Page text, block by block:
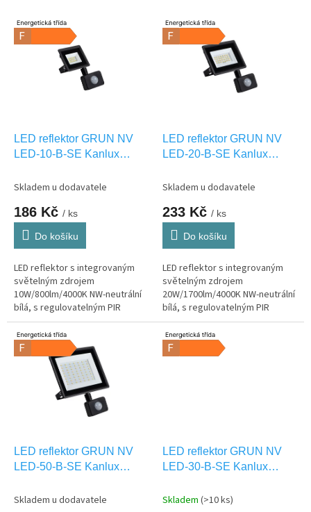
LED reflektor GRUN NV
LED-10-B-SE Kanlux
Skladem u dodavatele
186 Kč / ks
Do košíku
LED reflektor s integrovaným
světelným zdrojem
10W/800lm/4000K NW-neutrální
bílá, s regulovatelným PIR
čidlem pohybu, venkovní IP44.
LED reflektor GRUN NV
LED-20-B-SE Kanlux
Skladem u dodavatele
233 Kč / ks
Do košíku
LED reflektor s integrovaným
světelným zdrojem
20W/1700lm/4000K NW-neutrální
bílá, s regulovatelným PIR
čidlem pohybu, venkovní IP44.
LED reflektor GRUN NV
LED-50-B-SE Kanlux
Skladem u dodavatele
LED reflektor GRUN NV
LED-30-B-SE Kanlux
Skladem (>10 ks)